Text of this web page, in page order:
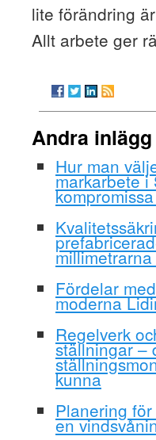
lite förändring
Allt arbete ger
Andra inlägg
Hur man
markarbete i
Fördelar
moderna
Regelverk
ställningar –
kunna
Planering
en